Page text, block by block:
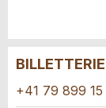
BILLETTERIE
+41 79 899 15